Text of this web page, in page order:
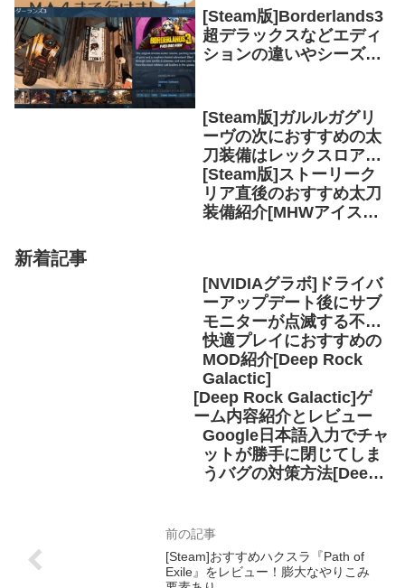
[Steam版]Borderlands3
超デラックスなどエディ
ションの違いやシーズン
[Steam版]ガルルガグリ
ーヴの次におすすめの太
刀装備はレックスロア防
具！[MHWアイスボーン]
[Steam版]ストーリーク
リア直後のおすすめ太刀
装備紹介[MHWアイスボ
新着記事
[NVIDIAグラボ]ドライバ
ーアップデート後にサブ
モニターが点滅する不具
合の解決方法
快適プレイにおすすめの
MOD紹介[Deep Rock
Galactic]
[Deep Rock Galactic]ゲ
ーム内容紹介とレビュー
Google日本語入力でチャ
ットが勝手に閉じてしま
うバグの対策方法[Deep
[Steam]おすすめハクスラ『Path of
Exile』をレビュー！膨大なやりこみ